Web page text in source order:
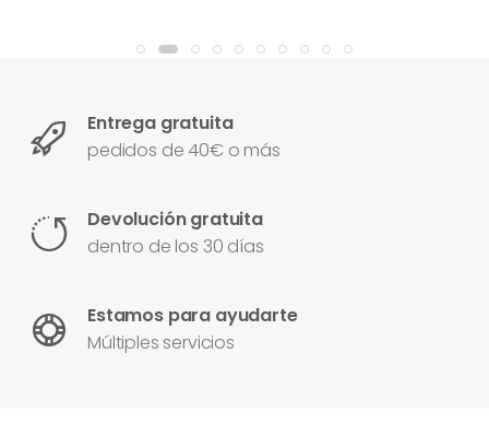
Entrega gratuita
pedidos de 40€ o más
Devolución gratuita
dentro de los 30 días
Estamos para ayudarte
Múltiples servicios